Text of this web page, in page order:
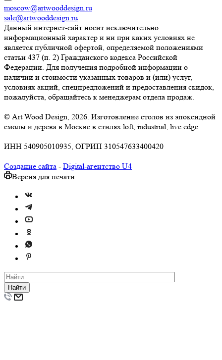
moscow@artwooddesign.ru
sale@artwooddesign.ru
Данный интернет-сайт носит исключительно
информационный характер и ни при каких условиях не
является публичной офертой, определяемой положениями
статьи 437 (п. 2) Гражданского кодекса Российской
Федерации. Для получения подробной информации о
наличии и стоимости указанных товаров и (или) услуг,
условиях акций, спецпредложений и предоставления скидок,
пожалуйста, обращайтесь к менеджерам отдела продаж.
© Art Wood Design, 2026. Изготовление столов из эпоксидной
смолы и дерева в Москве в стилях loft, industrial, live edge.
ИНН 540905010935, ОГРИП 310547633400420
Создание сайта - Digital-агентство U4
Версия для печати
Найти